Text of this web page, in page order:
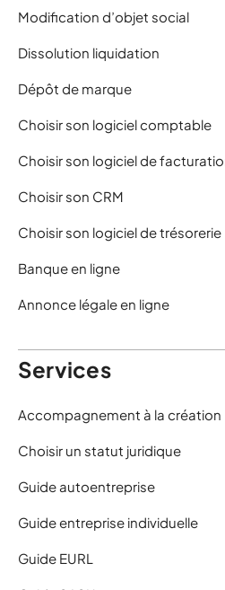
Modification d’objet social
Dissolution liquidation
Dépôt de marque
Choisir son logiciel comptable
Choisir son logiciel de
Choisir son CRM
Choisir son logiciel de trésorerie
Banque en ligne
Annonce légale en ligne
Services
Accompagnement à la création
Choisir un statut juridique
Guide autoentreprise
Guide entreprise individuelle
Guide EURL